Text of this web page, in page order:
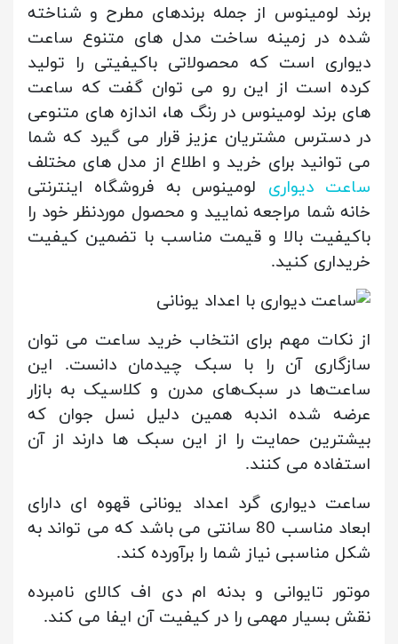
برند لومینوس از جمله برندهای مطرح و شناخته
شده در زمینه ساخت مدل های متنوع ساعت
دیواری است که محصولاتی باکیفیتی را تولید
کرده است از این رو می توان گفت که ساعت
های برند لومینوس در رنگ‌ ها، اندازه‌ های متنوعی
در دسترس مشتریان عزیز قرار می گیرد که شما
می توانید برای خرید و اطلاع از مدل های مختلف
ساعت دیواری لومینوس به فروشگاه اینترنتی
خانه شما مراجعه نمایید و محصول موردنظر خود را
باکیفیت بالا و قیمت مناسب با تضمین کیفیت
خریداری کنید.
از نکات مهم برای انتخاب خرید ساعت می توان
سازگاری آن را با سبک چیدمان دانست. این
ساعت‌ها در سبک‌های مدرن و کلاسیک به بازار
عرضه شده اندبه همین دلیل نسل جوان که
بیشترین حمایت را از این سبک ها دارند از آن
استفاده می کنند.
ساعت دیواری گرد اعداد یونانی قهوه ای دارای
ابعاد مناسب 80 سانتی می باشد که می تواند به
شکل مناسبی نیاز شما را برآورده کند.
موتور تایوانی و بدنه ام دی اف کالای نامبرده
نقش بسیار مهمی را در کیفیت آن ایفا می کند.